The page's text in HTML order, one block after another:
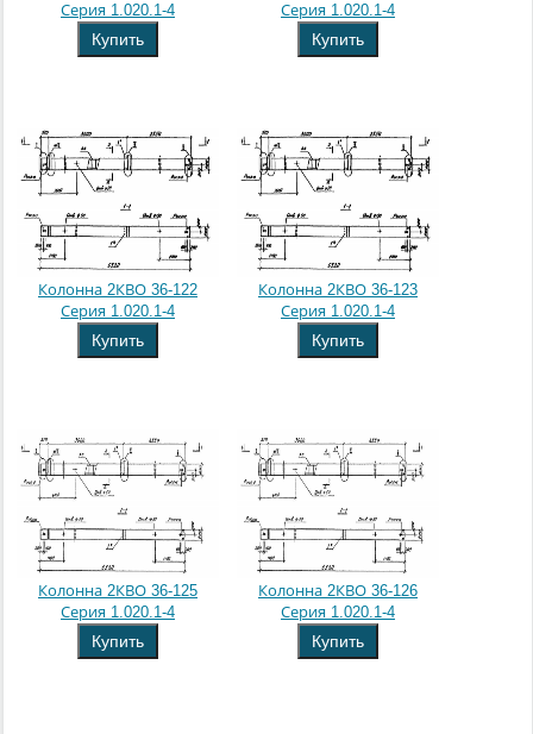
Серия 1.020.1-4
Купить
Серия 1.020.1-4
Купить
Колонна 2КВО 36-122
Серия 1.020.1-4
Купить
Колонна 2КВО 36-123
Серия 1.020.1-4
Купить
Колонна 2КВО 36-125
Серия 1.020.1-4
Купить
Колонна 2КВО 36-126
Серия 1.020.1-4
Купить